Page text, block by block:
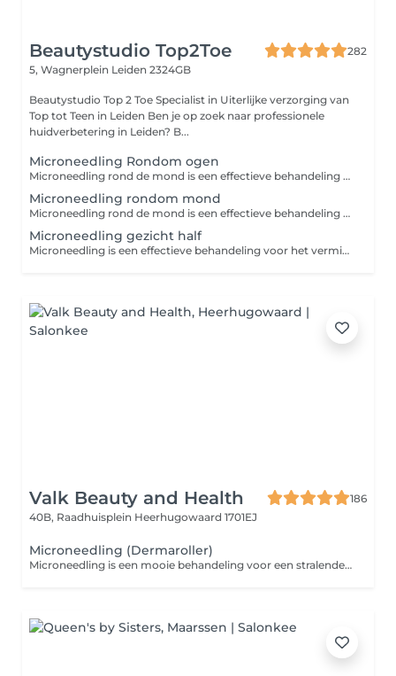
Beautystudio Top2Toe
282
5, Wagnerplein Leiden 2324GB
Beautystudio Top 2 Toe Specialist in Uiterlijke verzorging van
Top tot Teen in Leiden Ben je op zoek naar professionele
huidverbetering in Leiden? B...
Microneedling Rondom ogen
Microneedling rond de mond is een effectieve behandeling voor het verminderen van rimpels en het verstevigen van de huid, doordat de huid gestimuleerd wordt om meer collageen en elastine aan te maken Wat doet de eye-treatment microneedling? Bevordert de afvoer van overtollig lymfevocht Zorgt voor een betere doorbloeding Verbetert de spanning en permeabiliteit van vaatwand Bevordert afbraak van vetcellen Remt de pigmentaanmaak af Maakt de huid onder de ogen lichter
Microneedling rondom mond
Microneedling rond de mond is een effectieve behandeling voor het verminderen van rimpels en het verstevigen van de huid, doordat de huid gestimuleerd wordt om meer collageen en elastine aan te maken Wat doet de eye-treatment microneedling? Bevordert de afvoer van overtollig lymfevocht Zorgt voor een betere doorbloeding Verbetert de spanning en permeabiliteit van vaatwand Bevordert afbraak van vetcellen Remt de pigmentaanmaak af Maakt de huid onder de ogen lichter
Microneedling gezicht half
Microneedling is een effectieve behandeling voor het verminderen van rimpels en het verstevigen van de huid, doordat de huid gestimuleerd wordt om meer collageen en elastine aan te maken Het verminderd fijne lijntjes en grove porien Het verminderd pigmentvlekken en hyperpigmentatie door zonschade Het verbeterd de doorbloeding Het zorgt voor betere opname van werkzame stoffen en ingredienten uit uw producten Het verminderd rimpels en fijne lijntjes Voor het beste resultaat is een kuur van 3 of 6 behandelingen aan te raden in combinatie met producten voor thuis gebruik bij een kuur van 3 krijgt u 50% korting op een product pakket t.w.v. 155,- van Decaar voor thuisgebruik bij een kuur van van 6 krijgt u dit pakket GRATIS
Valk Beauty and Health
186
40B, Raadhuisplein Heerhugowaard 1701EJ
Microneedling (Dermaroller)
Microneedling is een mooie behandeling voor een stralende strakke huid. (acne) littekens verminderen Niet geschikt in de Zomer!